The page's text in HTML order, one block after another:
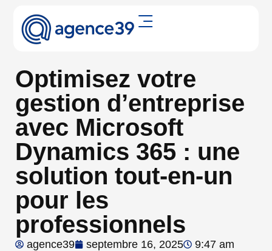
Optimisez votre
gestion d’entreprise
avec Microsoft
Dynamics 365 : une
solution tout-en-un
pour les
professionnels
agence39 septembre 16, 2025 9:47 am